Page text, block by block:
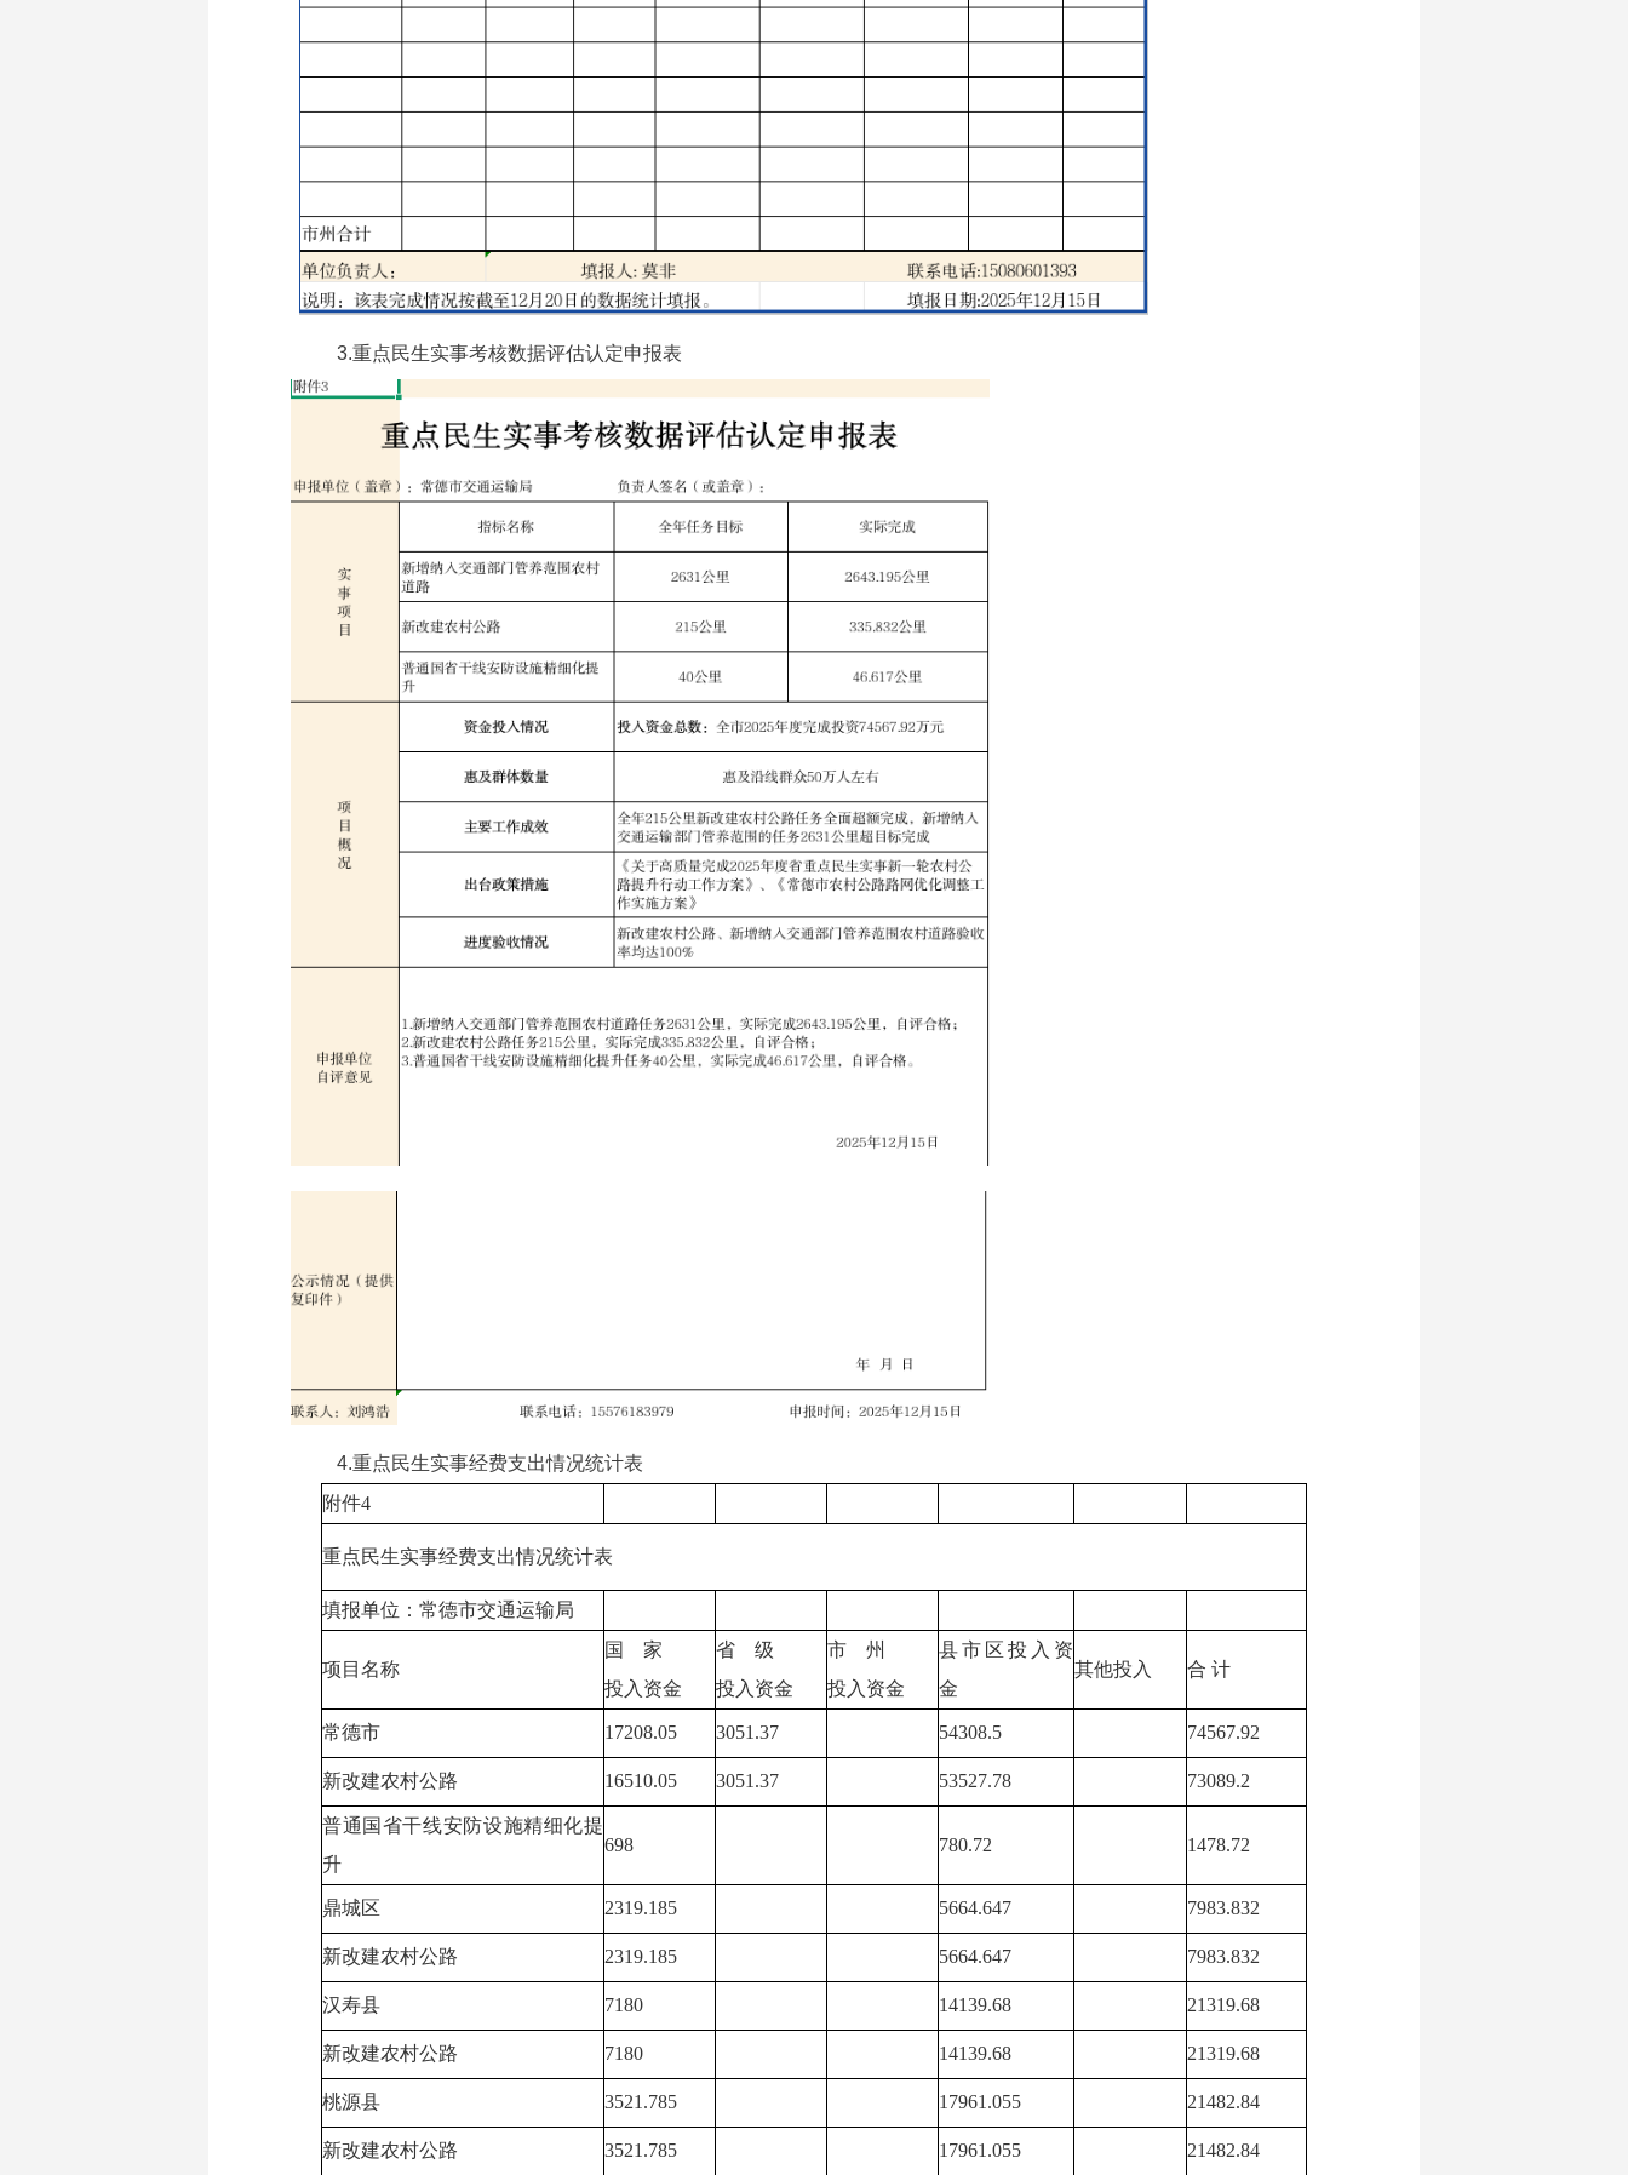
3.重点民生实事考核数据评估认定申报表
4.重点民生实事经费支出情况统计表
附件4
重点民生实事经费支出情况统计表
填报单位：常德市交通运输局
项目名称
国 家
投入资金
省 级
投入资金
市 州
投入资金
县市区投入资
金
其他投入 合 计
常德市 17208.05 3051.37 54308.5 74567.92
新改建农村公路 16510.05 3051.37 53527.78 73089.2
普通国省干线安防设施精细化提
升
698 780.72 1478.72
鼎城区 2319.185 5664.647 7983.832
新改建农村公路 2319.185 5664.647 7983.832
汉寿县 7180 14139.68 21319.68
新改建农村公路 7180 14139.68 21319.68
桃源县 3521.785 17961.055 21482.84
新改建农村公路 3521.785 17961.055 21482.84